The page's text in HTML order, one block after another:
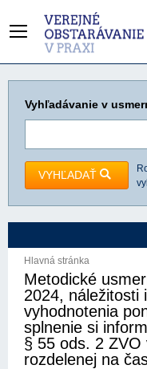
Vyhľadávanie v
VYHĽADAŤ
Hlavná stránka
Metodické
2024, náležitosti
vyhodnotenia
splnenie si
§ 55 ods. 2
rozdelenej na